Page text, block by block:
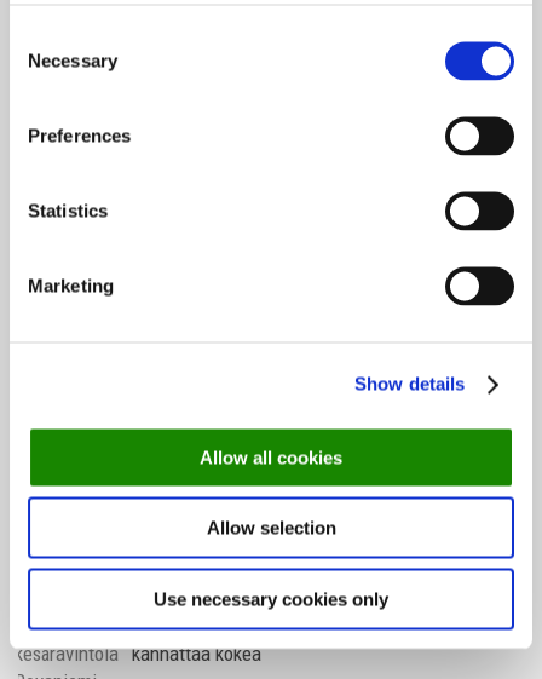
Selection
Necessary
Preferences
Statistics
Marketing
Show details
Allow all cookies
Allow selection
Use necessary cookies only
TOP 10 ravintolat 2026 – asiakkaiden suosikit
Terassikausi on täällä – katso nämä 10 upeaa
Tallinnan parhaat ravintolat – katso suositukset
matkallesi
Kesäravintolat: 3 saaristoravintolaa, jotka
kannattaa kokea